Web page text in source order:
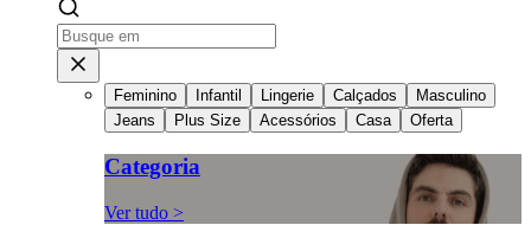
Feminino Infantil Lingerie Calçados
Masculino
Jeans
Plus Size Acessórios Casa Oferta
Categoria
Ver tudo >